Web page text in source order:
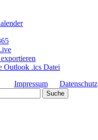
Outlook .ics Datei
Impressum
Datenschutz